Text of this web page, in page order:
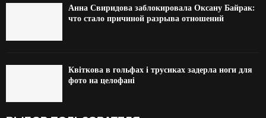
Анна Свиридова заблокировала Оксану Байрак:
что стало причиной разрыва отношений
Квіткова в гольфах і трусиках задерла ноги для
фото на целофані